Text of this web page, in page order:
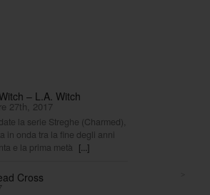
– L.A. Witch
27th, 2017
la serie Streghe (Charmed),
in onda tra la fine degli anni
e la prima metà [...]
Cross